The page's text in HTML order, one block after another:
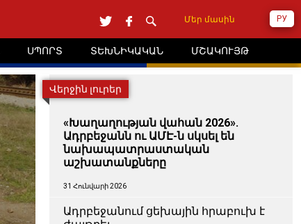
РУ
Մեր մասին
ՍՊՈՐՏ ՏԵԽՆԻԿԱԿԱՆ ՄՇԱԿՈՒՅԹ
Վերջին լուրեր
«Խաղաղության վահան 2026».
Ադրբեջանն ու ԱՄԷ-ն սկսել են
նախապատրաստական ​​
աշխատանքները
31 Հունվարի 2026
Ադրբեջանում ցեխային հրաբուխ է